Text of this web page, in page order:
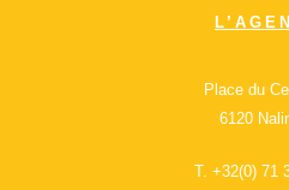
Place du
6120
T. +32(0) 71